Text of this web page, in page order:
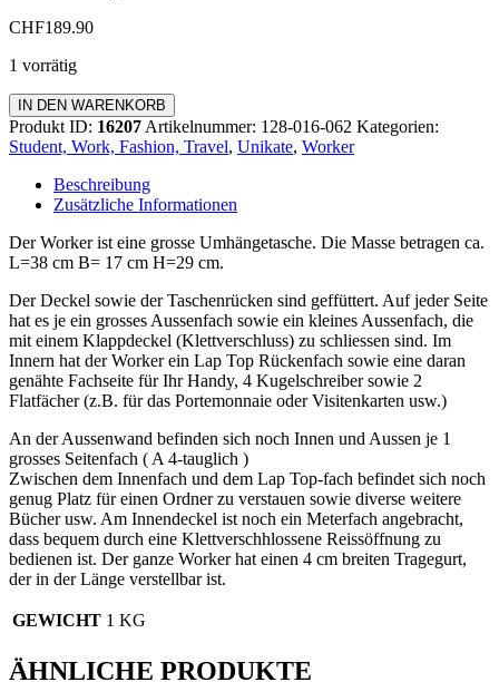
CHF189.90
1 vorrätig
Worker
Monsterbag
Menge
IN DEN WARENKORB
Produkt ID: 16207 Artikelnummer: 128-016-062 Kategorien:
Student, Work, Fashion, Travel, Unikate, Worker
Beschreibung
Zusätzliche Informationen
Der Worker ist eine grosse Umhängetasche. Die Masse betragen ca.
L=38 cm B= 17 cm H=29 cm.
Der Deckel sowie der Taschenrücken sind geffüttert. Auf jeder Seite
hat es je ein grosses Aussenfach sowie ein kleines Aussenfach, die
mit einem Klappdeckel (Klettverschluss) zu schliessen sind. Im
Innern hat der Worker ein Lap Top Rückenfach sowie eine daran
genähte Fachseite für Ihr Handy, 4 Kugelschreiber sowie 2
Flatfächer (z.B. für das Portemonnaie oder Visitenkarten usw.)
An der Aussenwand befinden sich noch Innen und Aussen je 1
grosses Seitenfach ( A 4-tauglich )
Zwischen dem Innenfach und dem Lap Top-fach befindet sich noch
genug Platz für einen Ordner zu verstauen sowie diverse weitere
Bücher usw. Am Innendeckel ist noch ein Meterfach angebracht,
dass bequem durch eine Klettverschhlossene Reissöffnung zu
bedienen ist. Der ganze Worker hat einen 4 cm breiten Tragegurt,
der in der Länge verstellbar ist.
GEWICHT 1 KG
ÄHNLICHE PRODUKTE